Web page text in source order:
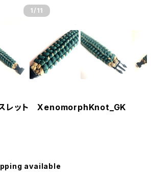
1 /11
レット XenomorphKnot_GK
available